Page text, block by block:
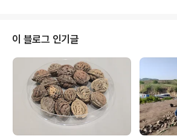
기도 하니 극성을 구가하면 내리막길이 오기 마련이라 하
등 이런 트랜짓transit이 이상할 것은 없다 하겠다. 전봇대
시각에서 반추하면 부여 읍내는 그 반란이 일어나 축출이
이뤄져, 그에서 한 발 더 나아가 아예 종적조차 감추었으니
보다시피 읍내 중심엔 전봇대는 단 하나도 없다. 전봇대
는 삶이 곧 행복과 동의어라 할 ..
이 블로그 인기글